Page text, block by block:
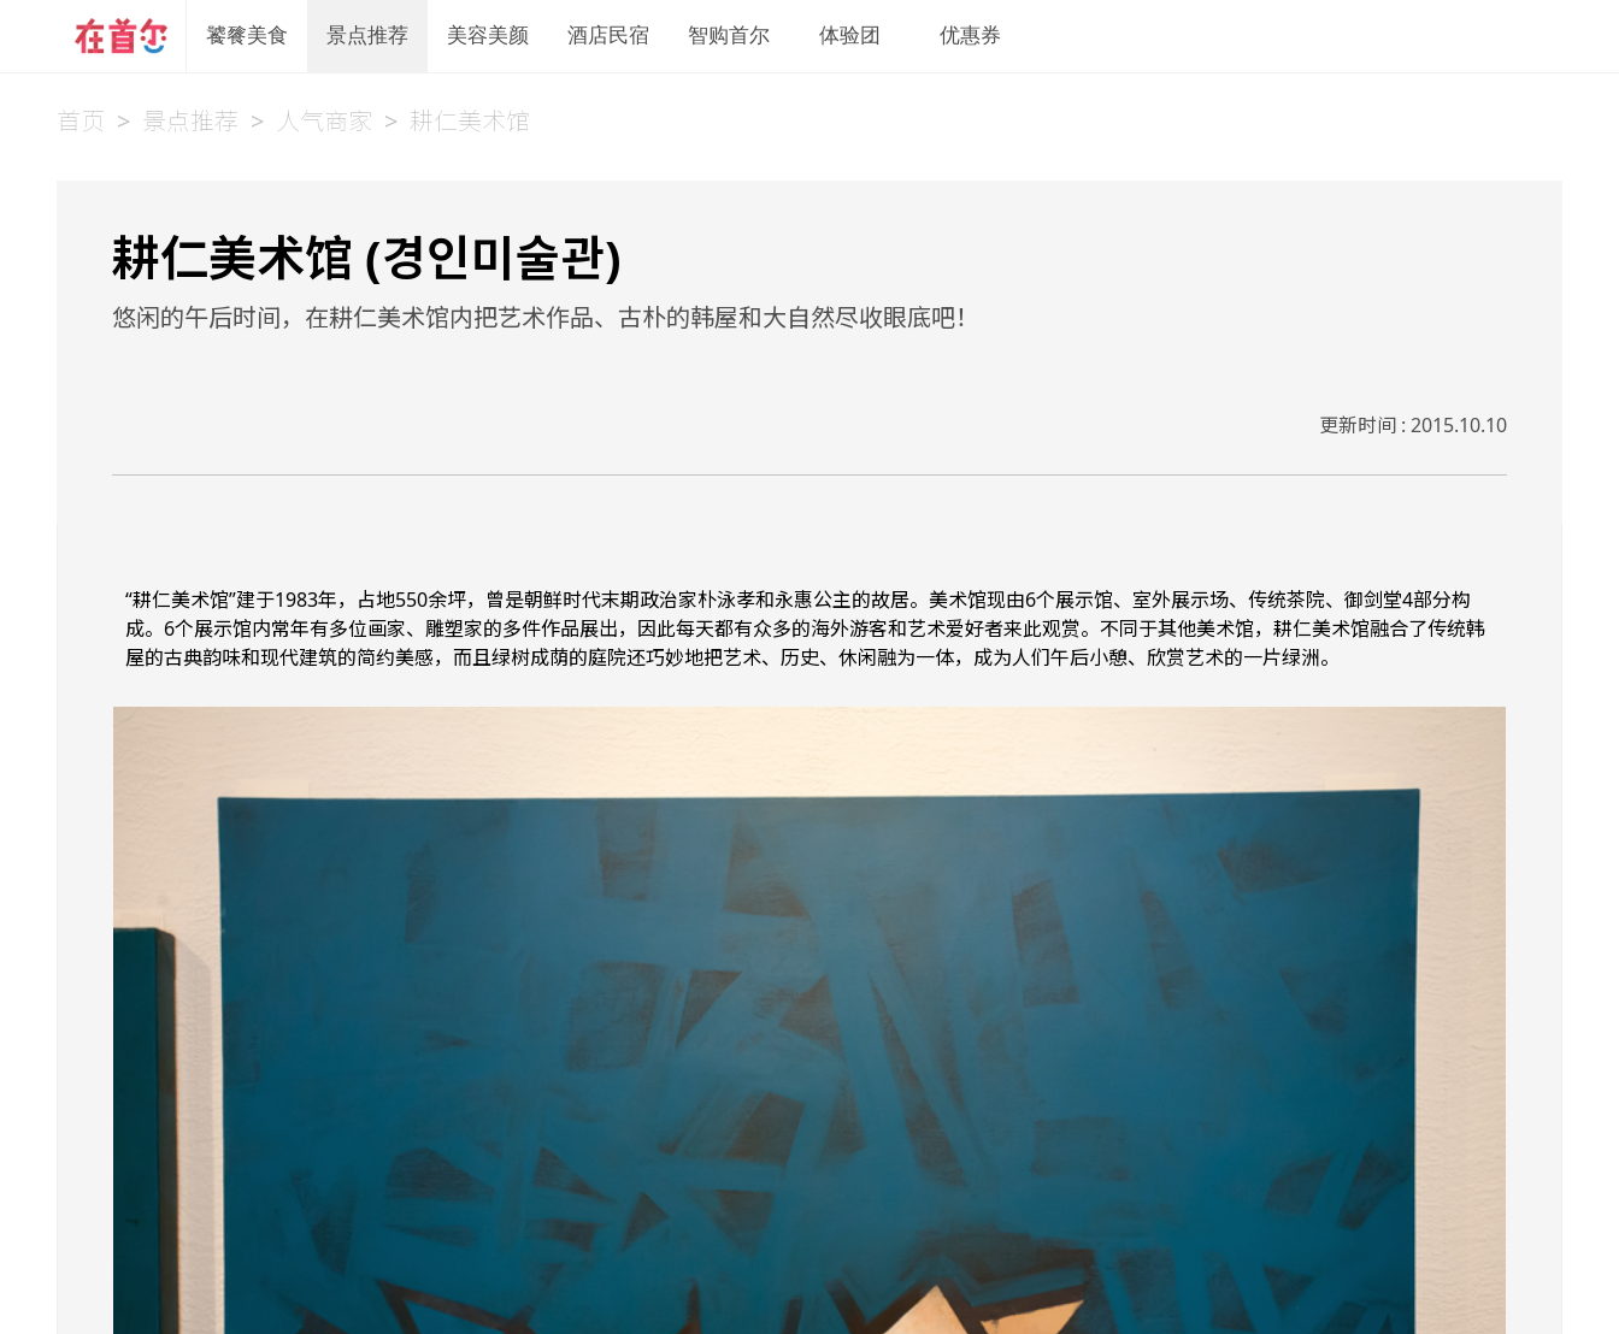
饕餮美食 景点推荐 美容美颜 酒店民宿 智购首尔 体验团 优惠券
首页 > 景点推荐 > 人气商家 > 耕仁美术馆
耕仁美术馆 (경인미술관)
悠闲的午后时间，在耕仁美术馆内把艺术作品、古朴的韩屋和大自然尽收眼底吧！
更新时间 : 2015.10.10
“耕仁美术馆”建于1983年，占地550余坪，曾是朝鲜时代末期政治家朴泳孝和永惠公主的故居。美术馆现由6个展示馆、室外展示场、传统茶院、御剑堂4部分构
成。6个展示馆内常年有多位画家、雕塑家的多件作品展出，因此每天都有众多的海外游客和艺术爱好者来此观赏。不同于其他美术馆，耕仁美术馆融合了传统韩
屋的古典韵味和现代建筑的简约美感，而且绿树成荫的庭院还巧妙地把艺术、历史、休闲融为一体，成为人们午后小憩、欣赏艺术的一片绿洲。